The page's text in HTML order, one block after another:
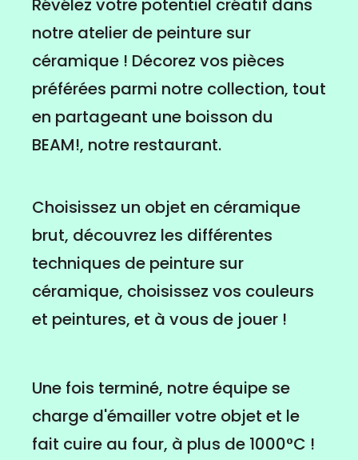
Révélez votre potentiel créatif dans
notre atelier de peinture sur
céramique ! Décorez vos pièces
préférées parmi notre collection, tout
en partageant une boisson du
BEAM!, notre restaurant.
Choisissez un objet en céramique
brut, découvrez les différentes
techniques de peinture sur
céramique, choisissez vos couleurs
et peintures, et à vous de jouer !
Une fois terminé, notre équipe se
charge d'émailler votre objet et le
fait cuire au four, à plus de 1000°C !